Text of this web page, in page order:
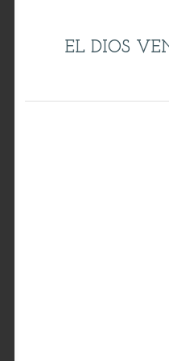
EL DIOS